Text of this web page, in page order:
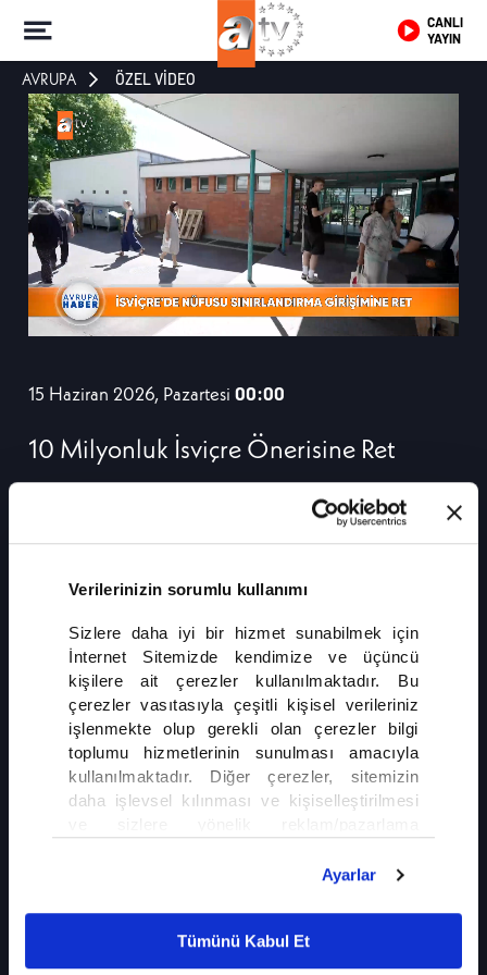
Verilerinizin sorumlu kullanımı
Sizlere daha iyi bir hizmet sunabilmek için
İnternet Sitemizde kendimize ve üçüncü
kişilere ait çerezler kullanılmaktadır. Bu
çerezler vasıtasıyla çeşitli kişisel verileriniz
işlenmekte olup gerekli olan çerezler bilgi
toplumu hizmetlerinin sunulması amacıyla
kullanılmaktadır. Diğer çerezler, sitemizin
daha işlevsel kılınması ve kişiselleştirilmesi
olarak açık rızanız dahilinde kullanılacaktır.
vasıtasıyla belirleyebilirsiniz. Çerezlere ilişkin
detaylı bilgi için Ayarlar butonuna tıklayabilir,
Çerez BilgilendirmeMetnimizi ziyaret
Ayarlar
Tümünü Kabul Et
CANLI
YAYIN
AVRUPA ÖZEL VİDEO
15 Haziran 2026, Pazartesi 00:00
10 Milyonluk İsviçre Önerisine Ret
İsviçre'de halk, nüfus artışını sınırlandırmayı amaçlayan "10 Milyonluk
İsviçre'ye Hayır" girişimi hakkında kararını verdi. Göç politikaları, konut
kamuoyunda tartışılan öneri, oy çokluğuyla reddedildi.
İLGİNİZİ ÇEKEBİLİR
Almanya'dan Türk Aileyi Ayıran Deport
Gurbetçilerin Hüzünlü Dönüş Yolculuğu